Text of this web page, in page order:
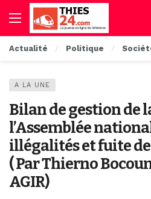
Actualité Politique
A LA UNE
Bilan de gestion de
l’Assemblée
illégalités et fuite
( Par Thierno
AGIR)